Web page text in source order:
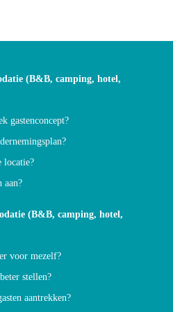
(B&B, camping, hotel,
gastenconcept?
locatie?
aan?
(B&B, camping, hotel,
voor mezelf?
stellen?
aantrekken?